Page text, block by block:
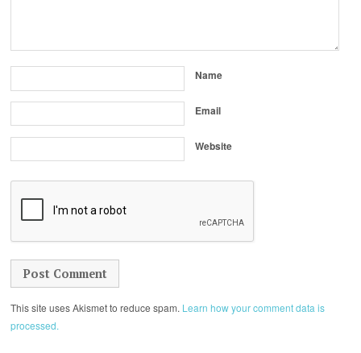
Name
Email
Website
This site uses Akismet to reduce spam. Learn how your comment data is
processed.